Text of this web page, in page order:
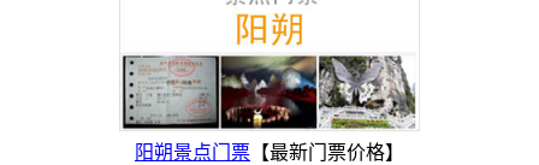
阳朔景点门票 【最新门票价格】